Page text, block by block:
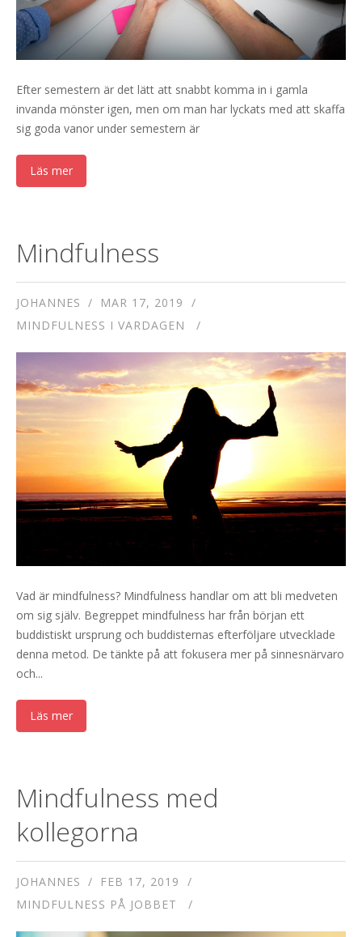
Efter semestern är det lätt att snabbt komma in i gamla
invanda mönster igen, men om man har lyckats med att skaffa
sig goda vanor under semestern är
Läs mer
Mindfulness
JOHANNES
MAR 17, 2019
MINDFULNESS I VARDAGEN
Vad är mindfulness? Mindfulness handlar om att bli medveten
om sig själv. Begreppet mindfulness har från början ett
buddistiskt ursprung och buddisternas efterföljare utvecklade
denna metod. De tänkte på att fokusera mer på sinnesnärvaro
och...
Läs mer
Mindfulness med
kollegorna
JOHANNES
FEB 17, 2019
MINDFULNESS PÅ JOBBET